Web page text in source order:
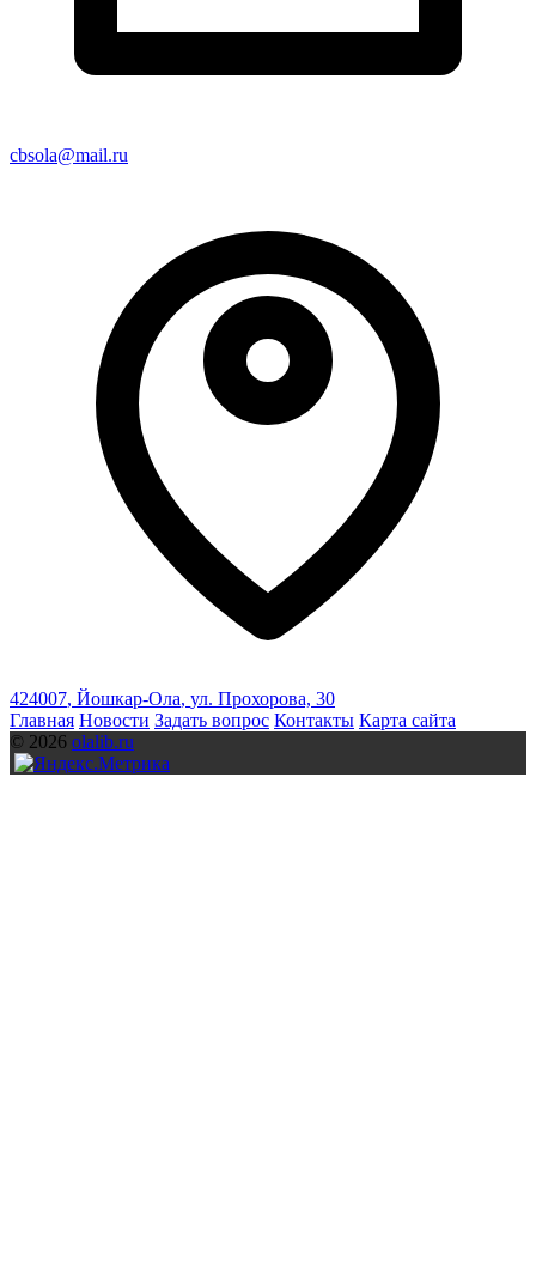
cbsola@mail.ru
424007, Йошкар-Ола, ул. Прохорова, 30
Главная Новости Задать вопрос Контакты Карта сайта
© 2026 olalib.ru